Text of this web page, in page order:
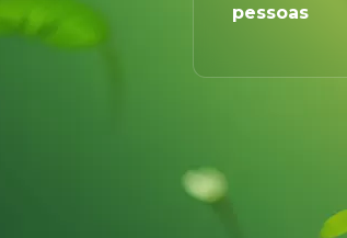
pessoas